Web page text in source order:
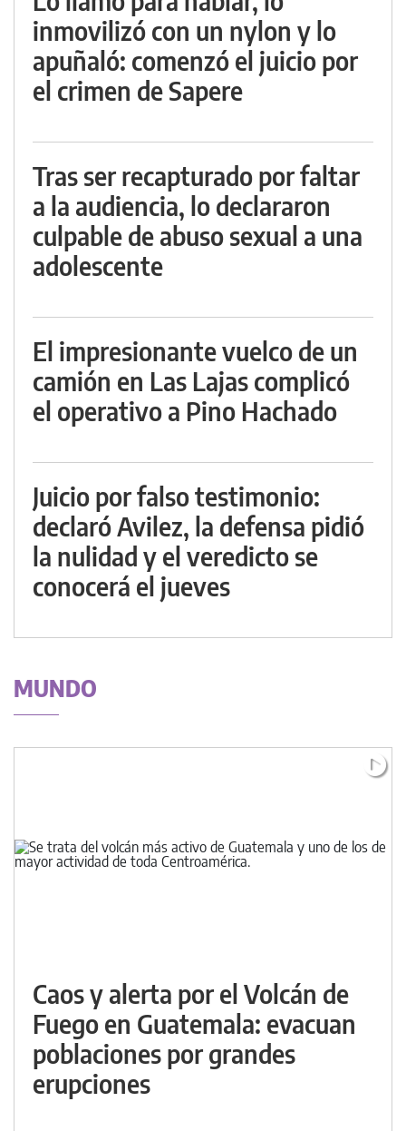
inmovilizó con un nylon y lo
apuñaló: comenzó el juicio por
el crimen de Sapere
Tras ser recapturado por faltar
a la audiencia, lo declararon
culpable de abuso sexual a una
adolescente
El impresionante vuelco de un
camión en Las Lajas complicó
el operativo a Pino Hachado
Juicio por falso testimonio:
declaró Avilez, la defensa pidió
la nulidad y el veredicto se
conocerá el jueves
MUNDO
Caos y alerta por el Volcán de
Fuego en Guatemala: evacuan
poblaciones por grandes
erupciones